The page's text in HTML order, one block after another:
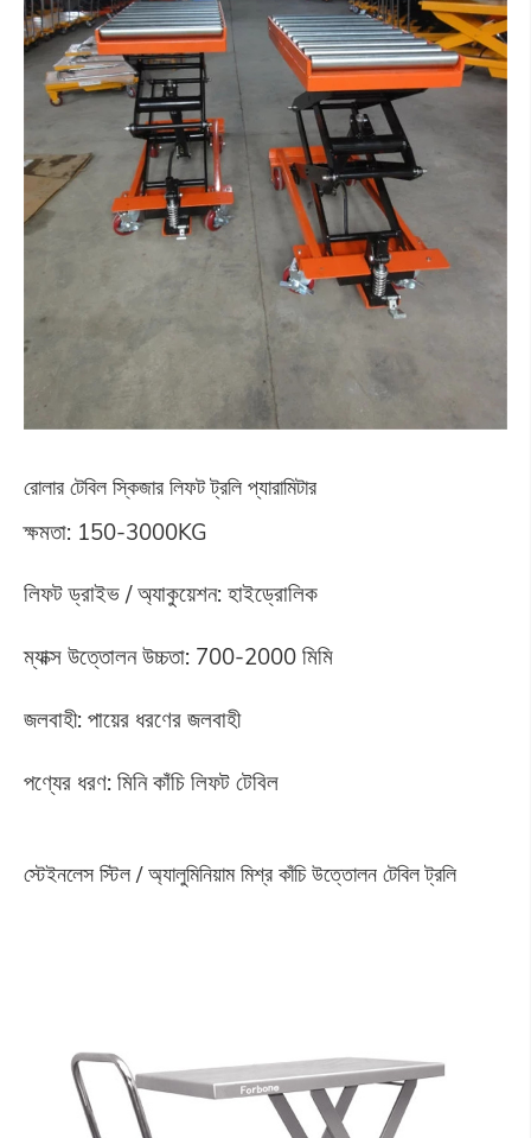
রোলার টেবিল স্কিজার লিফট ট্রলি প্যারামিটার
ক্ষমতা: 150-3000KG
লিফট ড্রাইভ / অ্যাকুয়েশন: হাইড্রোলিক
ম্যাক্স উত্তোলন উচ্চতা: 700-2000 মিমি
জলবাহী: পায়ের ধরণের জলবাহী
পণ্যের ধরণ: মিনি কাঁচি লিফট টেবিল
স্টেইনলেস স্টিল / অ্যালুমিনিয়াম মিশ্র কাঁচি উত্তোলন টেবিল ট্রলি